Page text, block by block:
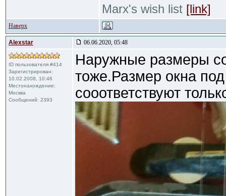
Marx's wish list [link]
Наверх
Alexstar 06.06.2020, 05:48
ID пользователя #414
Зарегистрирован:
10.02.2008, 10:46
Местонахождение:
Москва
Сообщений: 2393
Наружные размеры
тоже.Размер окна
сооответствуют